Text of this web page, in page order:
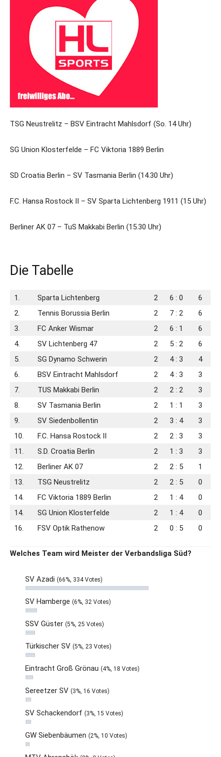
TSG Neustrelitz – BSV Eintracht Mahlsdorf (So. 14 Uhr)
SG Union Klosterfelde – FC Viktoria 1889 Berlin
SD Croatia Berlin – SV Tasmania Berlin (14.30 Uhr)
F.C. Hansa Rostock II – SV Sparta Lichtenberg 1911 (15 Uhr)
Berliner AK 07 – TuS Makkabi Berlin (15.30 Uhr)
Die Tabelle
1. Sparta Lichtenberg 2 6 : 0
6
2.
Tennis Borussia Berlin 2 7 : 2
6
3.
FC Anker Wismar 2 6 : 1
6
4.
SV Lichtenberg 47 2 5 : 2
6
5.
SG Dynamo Schwerin 2 4 : 3
4
6.
BSV Eintracht Mahlsdorf 2 4 : 3
3
7.
TUS Makkabi Berlin 2 2 : 2
3
8.
SV Tasmania Berlin 2 1 : 1
3
9.
SV Siedenbollentin 2 3 : 4
3
10.
F.C. Hansa Rostock II 2 2 : 3
3
11.
S.D. Croatia Berlin 2 1 : 3
3
12.
Berliner AK 07 2 2 : 5
1
13.
TSG Neustrelitz 2 2 : 5
0
14.
FC Viktoria 1889 Berlin 2 1 : 4
0
14.
SG Union Klosterfelde 2 1 : 4
0
16.
FSV Optik Rathenow 2 0 : 5 0
Welches Team wird Meister der Verbandsliga Süd?
SV Azadi (66%, 334 Votes)
SV Hamberge (6%, 32 Votes)
SSV Güster (5%, 25 Votes)
Türkischer SV (5%, 23 Votes)
Eintracht Groß Grönau (4%, 18 Votes)
Sereetzer SV (3%, 16 Votes)
SV Schackendorf (3%, 15 Votes)
GW Siebenbäumen (2%, 10 Votes)